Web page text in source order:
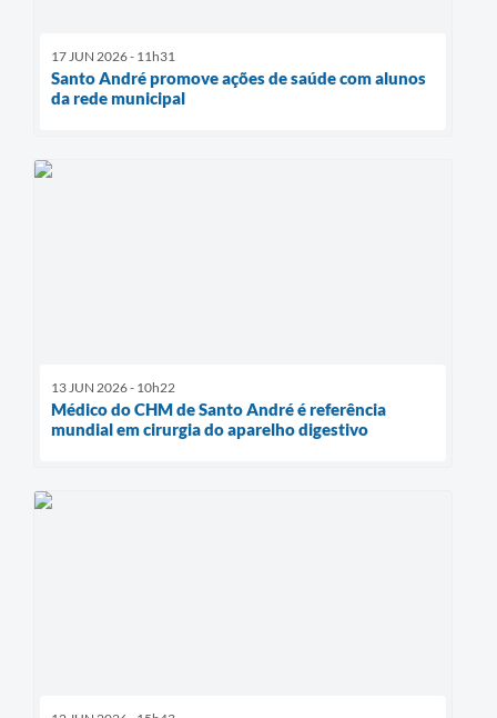
17 JUN 2026 - 11h31
Santo André promove ações de saúde com alunos
da rede municipal
13 JUN 2026 - 10h22
Médico do CHM de Santo André é referência
mundial em cirurgia do aparelho digestivo